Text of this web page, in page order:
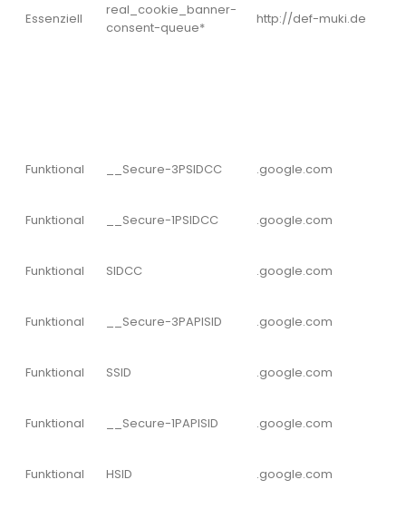
Essenziell
real_cookie_banner-
consent-queue*
http://def-muki.de
Funktional __Secure-3PSIDCC .google.com
Funktional __Secure-1PSIDCC .google.com
Funktional SIDCC .google.com
Funktional __Secure-3PAPISID .google.com
Funktional SSID .google.com
Funktional __Secure-1PAPISID .google.com
Funktional HSID .google.com